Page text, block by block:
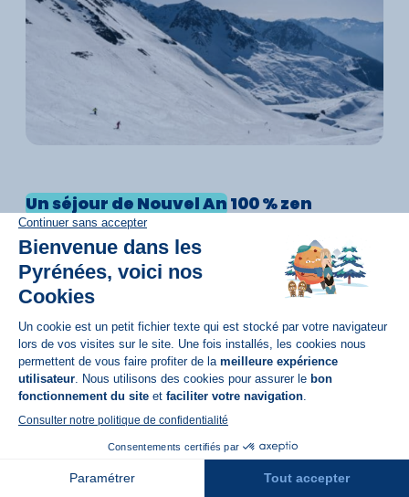
Réservation
Un séjour de Nouvel An100 % zen
A Loudenvielle, Balnéa, le
plus grand centre
thermal des Pyrénées
, vous accueille aussi en
décembre et en janvier.
Bassins intérieurs et extérieurs chauffés, bains à
remous, soins beauté... de quoi recharger les
batteries pourdébuter la nouvelle année en
pleine forme. Et pour combiner avec les sports
d’hiver, la télécabine Skyvall vous mène en 10 min
sur les pistes de Peyragudes.